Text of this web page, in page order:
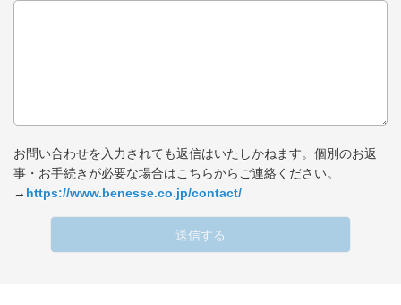
お問い合わせを入力されても返信はいたしかねます。個別のお返
事・お手続きが必要な場合はこちらからご連絡ください。
→ https://www.benesse.co.jp/contact/
送信する